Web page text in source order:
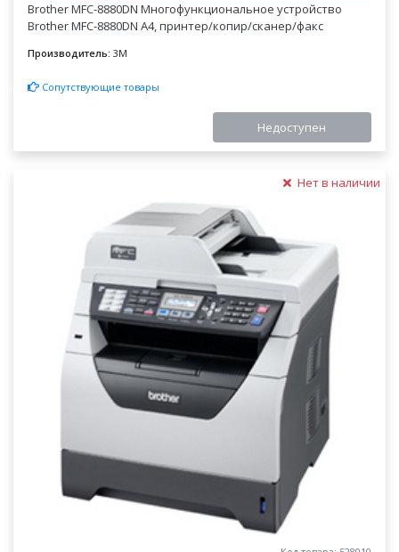
Brother MFC-8880DN Многофункциональное устройство
Brother MFC-8880DN A4, принтер/копир/сканер/факс
Производитель: 3M
Сопутствующие товары
Недоступен
Нет в наличии